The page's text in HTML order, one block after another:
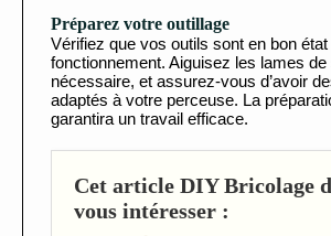
Préparez votre outillage
Vérifiez que vos outils sont en bon état
fonctionnement. Aiguisez les lames
nécessaire, et assurez-vous d’avoir
adaptés à votre perceuse. La
garantira un travail efficace.
Cet article DIY Bricolage
vous intéresser :